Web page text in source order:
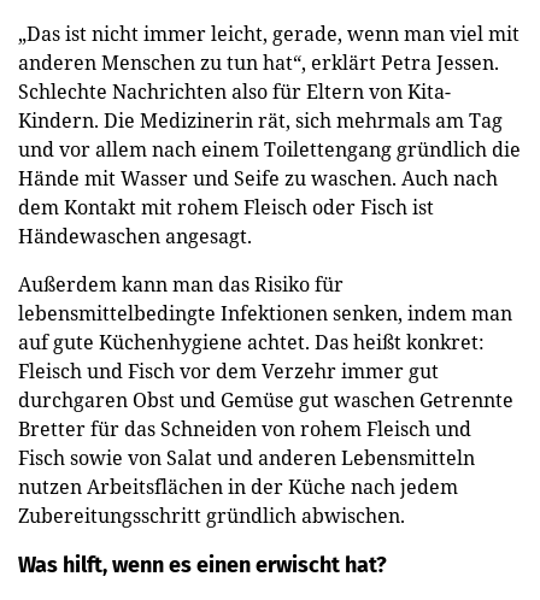
„Das ist nicht immer leicht, gerade, wenn man viel mit
anderen Menschen zu tun hat“, erklärt Petra Jessen.
Schlechte Nachrichten also für Eltern von Kita-
Kindern. Die Medizinerin rät, sich mehrmals am Tag
und vor allem nach einem Toilettengang gründlich die
Hände mit Wasser und Seife zu waschen. Auch nach
dem Kontakt mit rohem Fleisch oder Fisch ist
Händewaschen angesagt.
Außerdem kann man das Risiko für
lebensmittelbedingte Infektionen senken, indem man
auf gute Küchenhygiene achtet. Das heißt konkret:
Fleisch und Fisch vor dem Verzehr immer gut
durchgaren Obst und Gemüse gut waschen Getrennte
Bretter für das Schneiden von rohem Fleisch und
Fisch sowie von Salat und anderen Lebensmitteln
nutzen Arbeitsflächen in der Küche nach jedem
Zubereitungsschritt gründlich abwischen.
Was hilft, wenn es einen erwischt hat?